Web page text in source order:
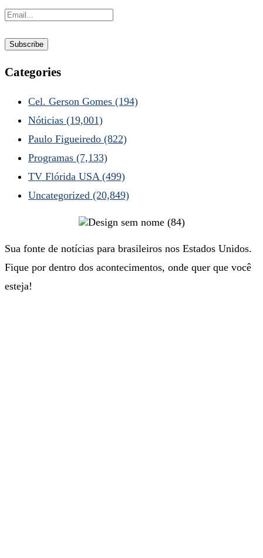
Categories
Cel. Gerson Gomes (194)
Nóticias (19,001)
Paulo Figueiredo (822)
Programas (7,133)
TV Flórida USA (499)
Uncategorized (20,849)
Sua fonte de notícias para brasileiros nos Estados Unidos.
Fique por dentro dos acontecimentos, onde quer que você
esteja!